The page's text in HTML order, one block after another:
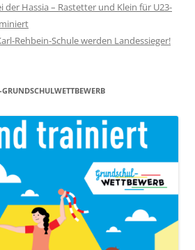
der Hassia – Rastetter und Klein für U23-
Rehbein-Schule werden Landessieger!